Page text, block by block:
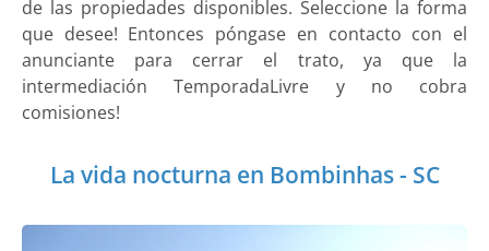
de las propiedades disponibles. Seleccione la forma
que desee! Entonces póngase en contacto con el
anunciante para cerrar el trato, ya que la
intermediación TemporadaLivre y no cobra
comisiones!
La vida nocturna en Bombinhas - SC